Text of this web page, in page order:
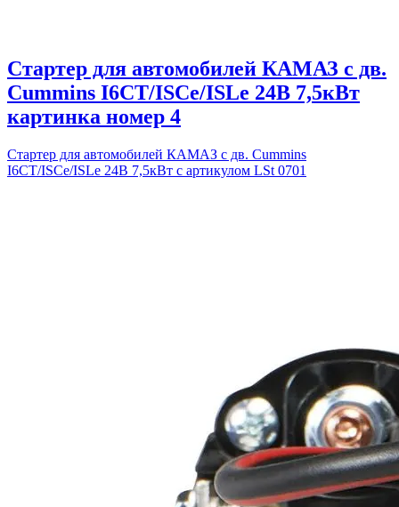
Стартер для автомобилей КАМАЗ с дв.
Cummins I6CT/ISCe/ISLe 24В 7,5кВт
картинка номер 4
Стартер для автомобилей КАМАЗ с дв. Cummins
I6CT/ISCe/ISLe 24В 7,5кВт с артикулом LSt 0701